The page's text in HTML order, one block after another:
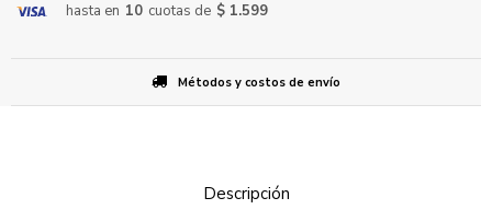
hasta en 10 cuotas de $ 1.599
Métodos y costos de envío
Descripción